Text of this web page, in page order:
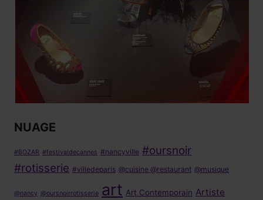
NUAGE
#BOZAR #festivaldecannes #nancyville #oursnoir
#rotisserie #villedeparis @cuisine @restaurant @musique
@nancy @oursnoirrotisserie art Art Contemporain Artiste